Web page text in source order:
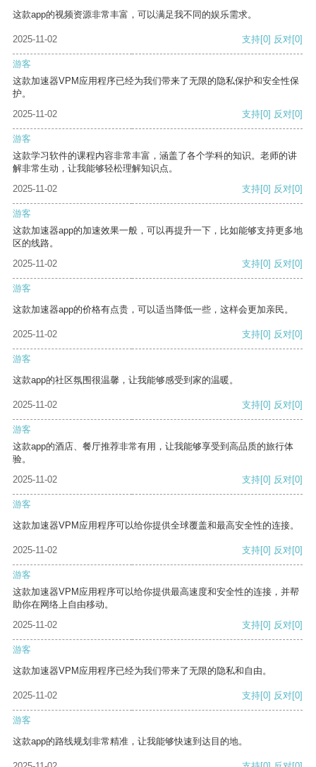
这款app的视频资源非常丰富，可以满足我不同的娱乐需求。
2025-11-02 支持[0] 反对[0]
游客
这款加速器VPM应用程序已经为我们带来了无限的隐私保护和安全性保
护。
2025-11-02
支持[0] 反对[0]
游客
这款学习软件的课程内容非常丰富，涵盖了各个学科的知识。老师的讲
解非常生动，让我能够轻松理解知识点。
2025-11-02
支持[0] 反对[0]
游客
这款加速器app的加速效果一般，可以再提升一下，比如能够支持更多地
区的线路。
2025-11-02
支持[0] 反对[0]
游客
这款加速器app的价格有点贵，可以适当降低一些，这样会更加亲民。
2025-11-02 支持[0] 反对[0]
游客
这款app的社区氛围很温馨，让我能够感受到家的温暖。
2025-11-02 支持[0] 反对[0]
游客
这款app的酒店、餐厅推荐非常有用，让我能够享受到高品质的旅行体
验。
2025-11-02
支持[0] 反对[0]
游客
这款加速器VPM应用程序可以给你提供全球覆盖和最高安全性的连接。
2025-11-02 支持[0] 反对[0]
游客
这款加速器VPM应用程序可以给你提供最高速度和安全性的连接，并帮
助你在网络上自由移动。
2025-11-02
支持[0] 反对[0]
游客
这款加速器VPM应用程序已经为我们带来了无限的隐私和自由。
2025-11-02 支持[0] 反对[0]
游客
这款app的路线规划非常精准，让我能够快速到达目的地。